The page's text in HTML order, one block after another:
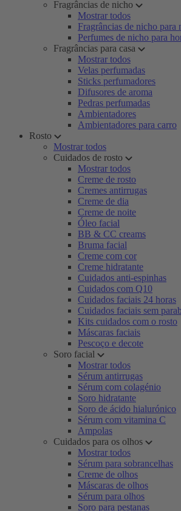
Fragrâncias de nicho
Mostrar todos
Fragrâncias de nicho para
Perfumes de nicho para
Fragrâncias para casa
Mostrar todos
Velas perfumadas
Sticks perfumadores
Difusores de aroma
Pedras perfumadas
Ambientadores
Ambientadores para carro
Rosto
Mostrar todos
Cuidados de rosto
Mostrar todos
Creme de rosto
Cremes antirrugas
Creme de dia
Creme de noite
Óleo facial
BB & CC creams
Bruma facial
Creme com cor
Creme hidratante
Cuidados anti-espinhas
Cuidados com Q10
Cuidados faciais 24 horas
Cuidados faciais sem
Kits cuidados com o rosto
Máscaras faciais
Pescoço e decote
Soro facial
Mostrar todos
Sérum antirrugas
Sérum com colagénio
Soro hidratante
Soro de ácido hialurónico
Sérum com vitamina C
Ampolas
Cuidados para os olhos
Mostrar todos
Sérum para sobrancelhas
Creme de olhos
Máscaras de olhos
Sérum para olhos
Soro para pestanas